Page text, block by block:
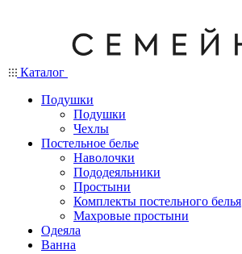
Каталог
Подушки
Подушки
Чехлы
Постельное белье
Наволочки
Пододеяльники
Простыни
Комплекты постельного белья
Махровые простыни
Одеяла
Ванна